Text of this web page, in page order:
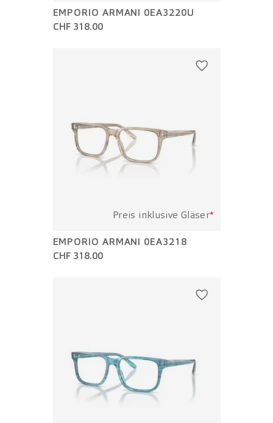
EMPORIO ARMANI 0EA3220U
CHF 318.00
Preis inklusive Gläser*
EMPORIO ARMANI 0EA3218
CHF 318.00